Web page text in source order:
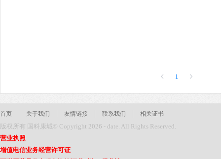
1
首页 关于我们 友情链接 联系我们 相关证书
版权所有 国科康城© Copyright 2026 - date. All Rights Reserved.
营业执照
增值电信业务经营许可证